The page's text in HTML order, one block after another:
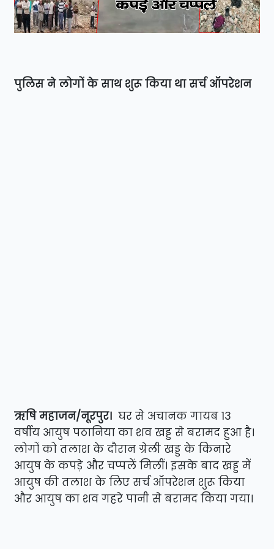
पुलिस ने लोगों के साथ शुरू किया था सर्च ऑपरेशन
ऋषि महाजन/नूरपुर। घर से अचानक गायब 13
वर्षीय आयुष पठानिया का शव खड्ड से बरामद हुआ है।
लोगों को तलाश के दौरान ग्रेली खड्ड के किनारे
आयुष के कपड़े और चप्पलें मिलीं। इसके बाद खड्ड में
आयुष की तलाश के लिए सर्च ऑपरेशन शुरू किया
और आयुष का शव गहरे पानी से बरामद किया गया।